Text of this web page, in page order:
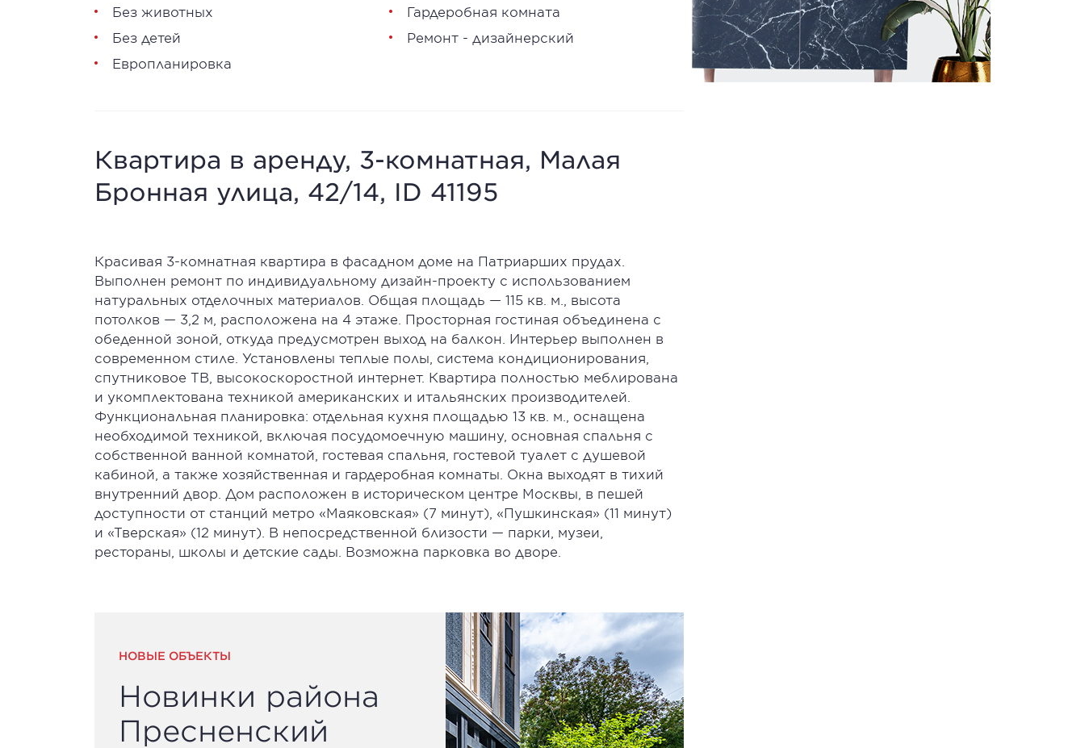
Без животных
Без детей
Европланировка
Гардеробная комната
Ремонт - дизайнерский
Квартира в аренду, 3-комнатная, Малая
Бронная улица, 42/14, ID 41195
Красивая 3-комнатная квартира в фасадном доме на Патриарших прудах.
Выполнен ремонт по индивидуальному дизайн-проекту с использованием
натуральных отделочных материалов. Общая площадь — 115 кв. м., высота
потолков — 3,2 м, расположена на 4 этаже. Просторная гостиная объединена с
обеденной зоной, откуда предусмотрен выход на балкон. Интерьер выполнен в
современном стиле. Установлены теплые полы, система кондиционирования,
спутниковое ТВ, высокоскоростной интернет. Квартира полностью меблирована
и укомплектована техникой американских и итальянских производителей.
Функциональная планировка: отдельная кухня площадью 13 кв. м., оснащена
необходимой техникой, включая посудомоечную машину, основная спальня с
собственной ванной комнатой, гостевая спальня, гостевой туалет с душевой
кабиной, а также хозяйственная и гардеробная комнаты. Окна выходят в тихий
внутренний двор. Дом расположен в историческом центре Москвы, в пешей
доступности от станций метро «Маяковская» (7 минут), «Пушкинская» (11 минут)
и «Тверская» (12 минут). В непосредственной близости — парки, музеи,
рестораны, школы и детские сады. Возможна парковка во дворе.
НОВЫЕ ОБЪЕКТЫ
Новинки района
Пресненский